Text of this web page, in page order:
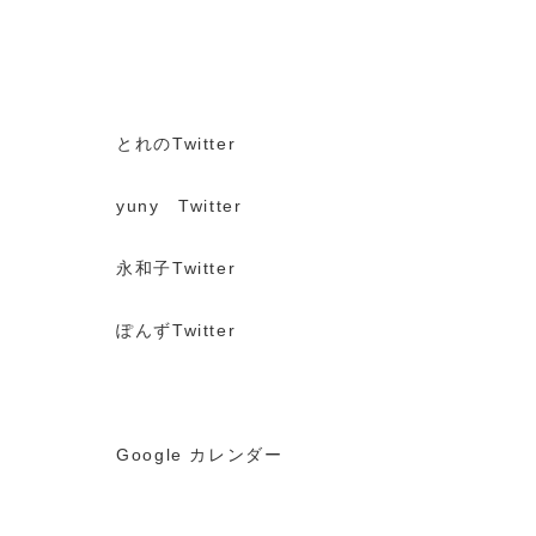
とれのTwitter
yuny Twitter
永和子Twitter
ぽんずTwitter
Google カレンダー